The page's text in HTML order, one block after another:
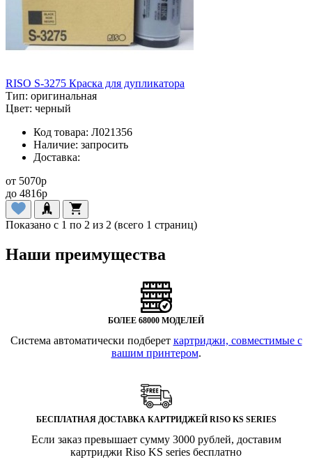
RISO S-3275 Краска для дупликатора
Тип: оригинальная
Цвет: черный
Код товара: Л021356
Наличие: запросить
Доставка:
от 5070p
до 4816p
Показано с 1 по 2 из 2 (всего 1 страниц)
Наши преимущества
БОЛЕЕ 68000 МОДЕЛЕЙ
Система автоматически подберет картриджи, совместимые с
вашим принтером.
БЕСПЛАТНАЯ ДОСТАВКА КАРТРИДЖЕЙ RISO KS SERIES
Если заказ превышает сумму 3000 рублей, доставим
картриджи Riso KS series бесплатно